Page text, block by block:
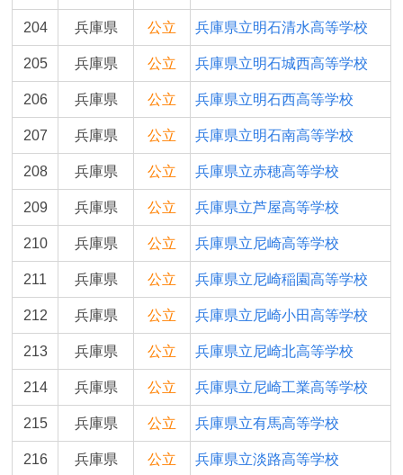
204 兵庫県 公立 兵庫県立明石清水高等学校
205 兵庫県 公立 兵庫県立明石城西高等学校
206 兵庫県 公立 兵庫県立明石西高等学校
207 兵庫県 公立 兵庫県立明石南高等学校
208 兵庫県 公立 兵庫県立赤穂高等学校
209 兵庫県 公立 兵庫県立芦屋高等学校
210 兵庫県 公立 兵庫県立尼崎高等学校
211 兵庫県 公立 兵庫県立尼崎稲園高等学校
212 兵庫県 公立 兵庫県立尼崎小田高等学校
213 兵庫県 公立 兵庫県立尼崎北高等学校
214 兵庫県 公立 兵庫県立尼崎工業高等学校
215 兵庫県 公立 兵庫県立有馬高等学校
216 兵庫県 公立 兵庫県立淡路高等学校